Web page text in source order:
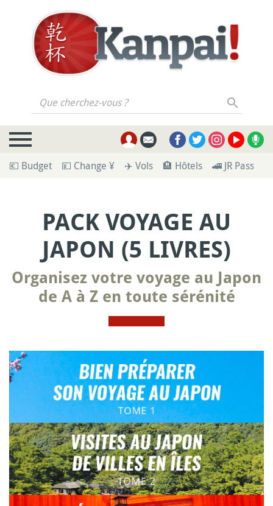
Que cherchez-vous ?
💶 Budget 💴 Change ¥ ✈️ Vols 🏨 Hôtels 🚄 JR Pass
PACK VOYAGE AU
JAPON (5 LIVRES)
Organisez votre voyage au Japon
de A à Z en toute sérénité